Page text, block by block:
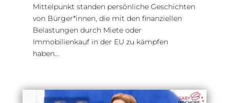
Mittelpunkt standen persönliche Geschichten
von Bürger*innen, die mit den finanziellen
Belastungen durch Miete oder
Immobilienkauf in der EU zu kämpfen
haben…